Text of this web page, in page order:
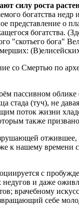
силу роста
богатства
представление о
богатства.
"скотьего бога"
со Смертью по
пассивном
стада (туч), не
поток жизни
также
к нашему времени
с
недугов и даже
врачебному
себе